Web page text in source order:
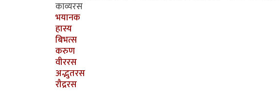
काव्यरस
भयानक
हास्य
बिभत्स
करुण
वीररस
अद्भुतरस
रौद्ररस